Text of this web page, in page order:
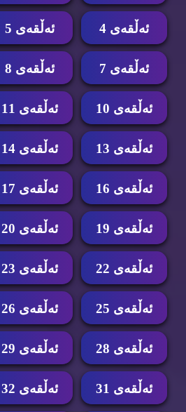
ئه‌ڵقه‌ی 4 ئه‌ڵقه‌ی 5
ئه‌ڵقه‌ی 7 ئه‌ڵقه‌ی 8
ئه‌ڵقه‌ی 10 ئه‌ڵقه‌ی 11
ئه‌ڵقه‌ی 13 ئه‌ڵقه‌ی 14
ئه‌ڵقه‌ی 16 ئه‌ڵقه‌ی 17
ئه‌ڵقه‌ی 19 ئه‌ڵقه‌ی 20
ئه‌ڵقه‌ی 22 ئه‌ڵقه‌ی 23
ئه‌ڵقه‌ی 25 ئه‌ڵقه‌ی 26
ئه‌ڵقه‌ی 28 ئه‌ڵقه‌ی 29
ئه‌ڵقه‌ی 31 ئه‌ڵقه‌ی 32